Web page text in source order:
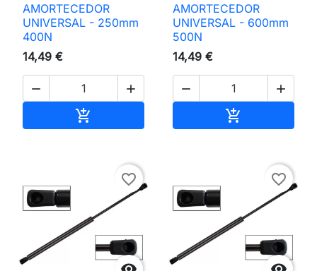
AMORTECEDOR
UNIVERSAL - 250mm
400N
14,49 €
 

AMORTECEDOR
UNIVERSAL - 600mm
500N
14,49 €
 

favorite_border favorite_border